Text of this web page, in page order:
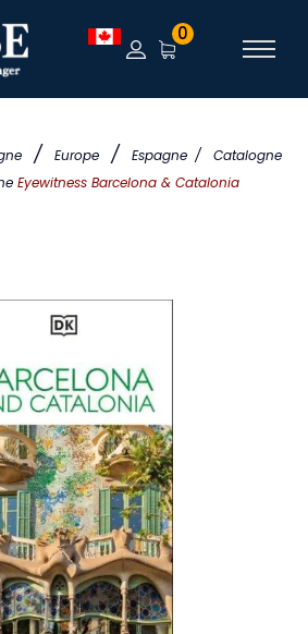
/ Europe / Espagne /
Catalogne
Eyewitness Barcelona & Catalonia
0